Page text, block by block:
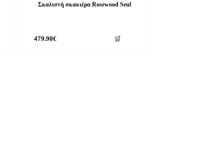
Σκαλιστή σκακιέρα Rosewood Seul
479.90€ 🛒